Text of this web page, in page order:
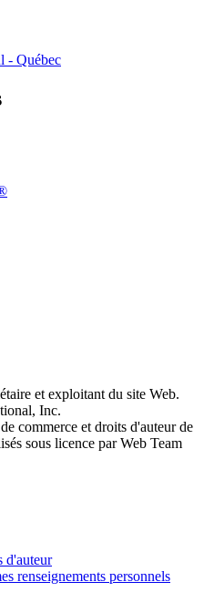
- Québec
et exploitant du site Web.
Inc.
commerce et droits d'auteur de
sous licence par Web Team
d'auteur
renseignements personnels